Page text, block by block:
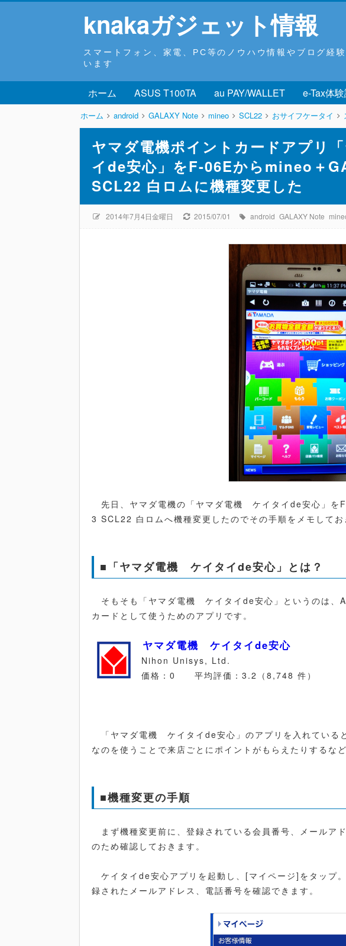
knakaガジェット情報
スマートフォン、家電、PC等のノウハウ情報やブログ経
います
ホーム ASUS T100TA au PAY/WALLET e-Tax体
ホーム android GALAXY Note mineo SCL22 おサイフケータイ
ヤマダ電機ポイントカードアプリ
イde安心」をF-06Eからmineo＋
SCL22 白ロムに機種変更した
2014年7月4日金曜日 2015/07/01 android GALAXY Note
先日、ヤマダ電機の「ヤマダ電機 ケイタイde安心」を
3 SCL22 白ロムへ機種変更したのでその手順をメモしてお
■「ヤマダ電機 ケイタイde安心」とは？
そもそも「ヤマダ電機 ケイタイde安心」というのは、
カードとして使うためのアプリです。
ヤマダ電機 ケイタイde安心
Nihon Unisys, Ltd.
価格：0 平均評価：3.2（8,748 件）
「ヤマダ電機 ケイタイde安心」のアプリを入れている
なのを使うことで来店ごとにポイントがもらえたりするな
■機種変更の手順
まず機種変更前に、登録されている会員番号、メールア
のため確認しておきます。
ケイタイde安心アプリを起動し、[マイページ]をタップ
録されたメールアドレス、電話番号を確認できます。